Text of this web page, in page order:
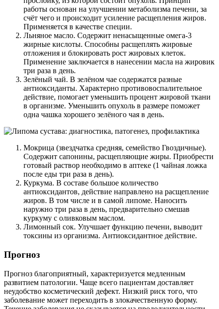
работы основан на улучшении метаболизма печени, за
счёт чего и происходит усиление расщепления жиров.
Применяется в качестве специи.
Льняное масло. Содержит ненасыщенные омега-3
жирные кислоты. Способны расщеплять жировые
отложения и блокировать рост жировых клеток.
Применение заключается в нанесении масла на жировик
три раза в день.
Зелёный чай. В зелёном чае содержатся разные
антиоксиданты. Характерно противовоспалительное
действие, помогает уменьшить процент жировой ткани
в организме. Уменьшить опухоль в размере поможет
одна чашка хорошего зелёного чая в день.
Мокрица (звездчатка средняя, семейство Гвоздичные).
Содержит сапонины, расщепляющие жиры. Приобрести
готовый раствор необходимо в аптеке (1 чайная ложка
после еды три раза в день).
Куркума. В составе большое количество
антиоксидантов, действие направлено на расщепление
жиров. В том числе и в самой липоме. Наносить
наружно три раза в день, предварительно смешав
куркуму с оливковым маслом.
Лимонный сок. Улучшает функцию печени, выводит
токсины из организма. Антиоксидантное действие.
Прогноз
Прогноз благоприятный, характеризуется медленным
развитием патологии. Чаще всего пациентам доставляет
неудобство косметический дефект. Низкий риск того, что
заболевание может переходить в злокачественную форму.